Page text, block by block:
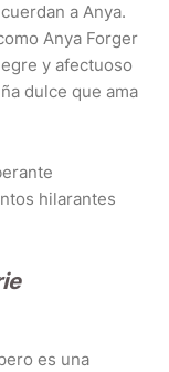
a Anya.
Anya Forger
y afectuoso
dulce que ama
hilarantes
es una